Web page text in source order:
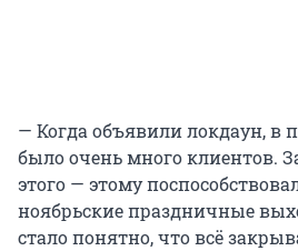
— Когда объявили локдаун, в
было очень много клиентов.
этого — этому
ноябрьские праздничные
стало понятно, что всё